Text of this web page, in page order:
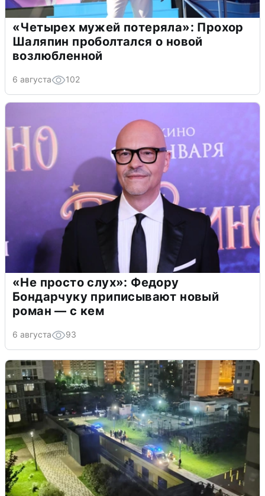
«Четырех мужей потеряла»: Прохор
Шаляпин проболтался о новой
возлюбленной
6 августа 102
«Не просто слух»: Федору
Бондарчуку приписывают новый
роман — с кем
6 августа 93